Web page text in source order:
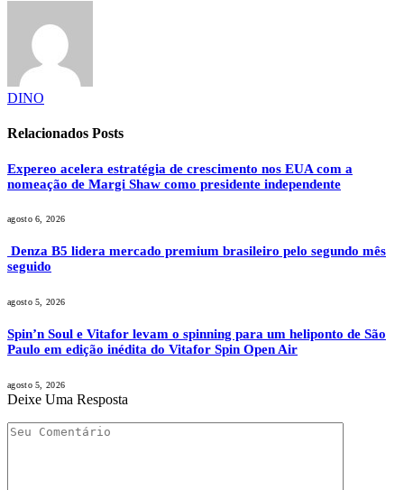
DINO
Relacionados Posts
Expereo acelera estratégia de crescimento nos EUA com a
nomeação de Margi Shaw como presidente independente
agosto 6, 2026
Denza B5 lidera mercado premium brasileiro pelo segundo mês
seguido
agosto 5, 2026
Spin’n Soul e Vitafor levam o spinning para um heliponto de São
Paulo em edição inédita do Vitafor Spin Open Air
agosto 5, 2026
Deixe Uma Resposta